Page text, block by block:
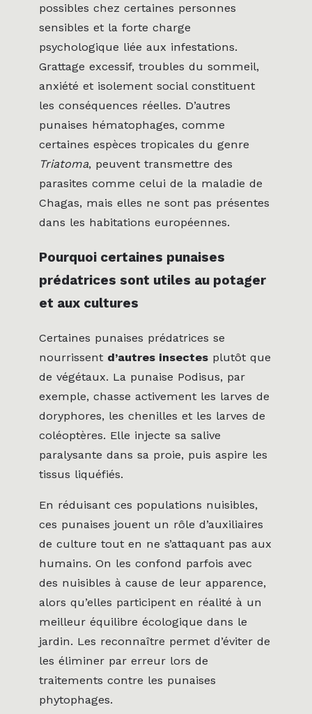
possibles chez certaines personnes
sensibles et la forte charge
psychologique liée aux infestations.
Grattage excessif, troubles du sommeil,
anxiété et isolement social constituent
les conséquences réelles. D’autres
punaises hématophages, comme
certaines espèces tropicales du genre
Triatoma, peuvent transmettre des
parasites comme celui de la maladie de
Chagas, mais elles ne sont pas présentes
dans les habitations européennes.
Pourquoi certaines punaises
prédatrices sont utiles au potager
et aux cultures
Certaines punaises prédatrices se
nourrissent d’autres insectes plutôt que
de végétaux. La punaise Podisus, par
exemple, chasse activement les larves de
doryphores, les chenilles et les larves de
coléoptères. Elle injecte sa salive
paralysante dans sa proie, puis aspire les
tissus liquéfiés.
En réduisant ces populations nuisibles,
ces punaises jouent un rôle d’auxiliaires
de culture tout en ne s’attaquant pas aux
humains. On les confond parfois avec
des nuisibles à cause de leur apparence,
alors qu’elles participent en réalité à un
meilleur équilibre écologique dans le
jardin. Les reconnaître permet d’éviter de
les éliminer par erreur lors de
traitements contre les punaises
phytophages.